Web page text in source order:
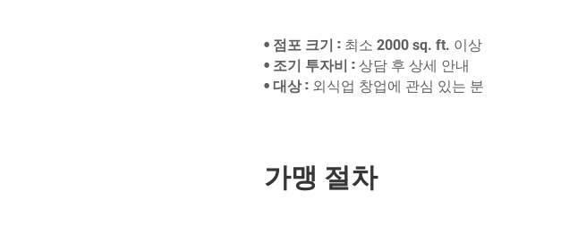
• 점포 크기 : 최소 2000 sq. ft. 이상
• 조기 투자비 : 상담 후 상세 안내
• 대상: 외식업 창업에 관심 있는 분
가맹 절차